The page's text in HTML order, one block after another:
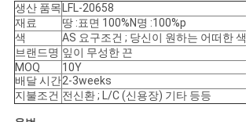
정
보
보
호
생산 품목 LFL-20658
재료
땅 :표면 100%N명 :100%p
색
AS 요구조건 ; 당신이 원하는 어떠한 색
브랜드명 잎이 무성한 끈
MOQ
10Y
배달 시간2-3weeks
지불조건 전신환 ; L/C (신용장) 기타 등등